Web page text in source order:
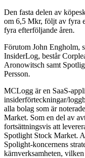
Den fasta delen av
om 6,5 Mkr, följt av fyra
fyra efterföljande åren.
Förutom John Engholm,
InsiderLog, består
Aronowitsch samt
Persson.
MCLogg är en SaaS-
insiderförteckningar/
alla bolag som är
Market. Som en del av
fortsättningsvis att
Spotlight Stock Market.
Spolight-koncernens
kärnverksamheten,